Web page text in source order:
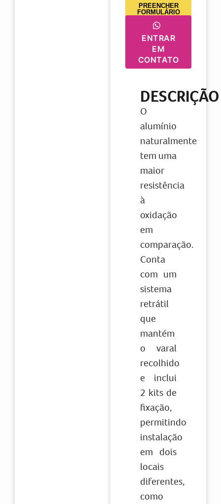
PREENCHER
FORMULÁRIO
ENTRAR
EM
CONTATO
DESCRIÇÃO
O
alumínio
naturalmente
tem uma
maior
resistência
à
oxidação
em
comparação.
Conta
com um
sistema
retrátil
que
mantém
o varal
recolhido
e inclui
2 kits de
fixação,
permitindo
instalação
em dois
locais
diferentes,
como